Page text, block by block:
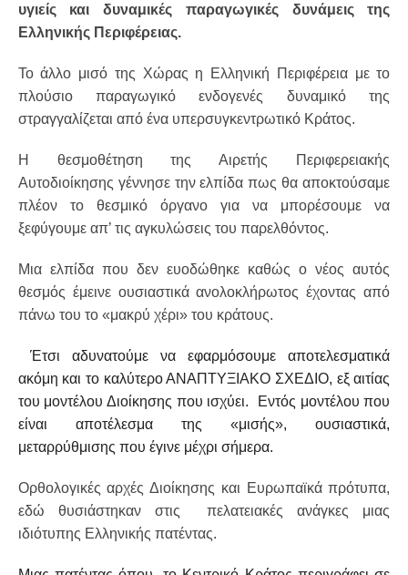
υγιείς και δυναμικές παραγωγικές δυνάμεις της
Ελληνικής Περιφέρειας.
Το άλλο μισό της Χώρας η Ελληνική Περιφέρεια με το
πλούσιο παραγωγικό ενδογενές δυναμικό της
στραγγαλίζεται από ένα υπερσυγκεντρωτικό Κράτος.
Η θεσμοθέτηση της Αιρετής Περιφερειακής
Αυτοδιοίκησης γέννησε την ελπίδα πως θα αποκτούσαμε
πλέον το θεσμικό όργανο για να μπορέσουμε να
ξεφύγουμε απ’ τις αγκυλώσεις του παρελθόντος.
Μια ελπίδα που δεν ευοδώθηκε καθώς ο νέος αυτός
θεσμός έμεινε ουσιαστικά ανολοκλήρωτος έχοντας από
πάνω του το «μακρύ χέρι» του κράτους.
Έτσι αδυνατούμε να εφαρμόσουμε αποτελεσματικά
ακόμη και το καλύτερο ΑΝΑΠΤΥΞΙΑΚΟ ΣΧΕΔΙΟ, εξ αιτίας
του μοντέλου Διοίκησης που ισχύει. Εντός μοντέλου που
είναι αποτέλεσμα της «μισής», ουσιαστικά,
μεταρρύθμισης που έγινε μέχρι σήμερα.
Ορθολογικές αρχές Διοίκησης και Ευρωπαϊκά πρότυπα,
εδώ θυσιάστηκαν στις πελατειακές ανάγκες μιας
ιδιότυπης Ελληνικής πατέντας.